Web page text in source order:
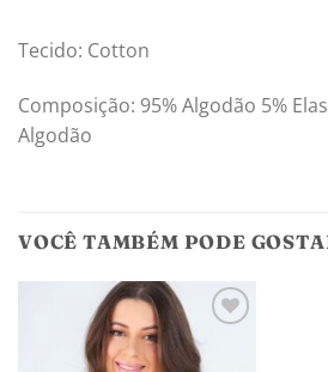
Tecido: Cotton
Composição: 95% Algodão 5%
Algodão
VOCÊ TAMBÉM PODE